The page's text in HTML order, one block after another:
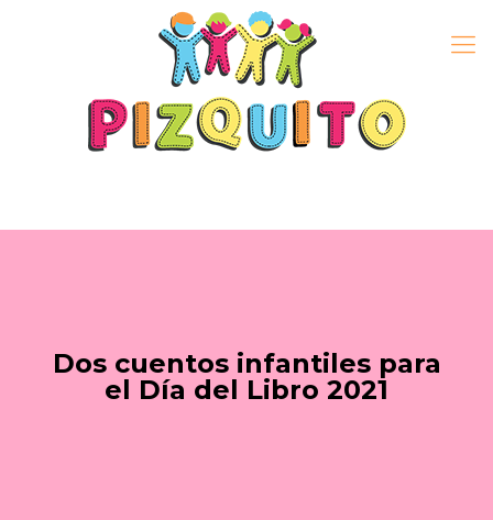
Dos cuentos infantiles para
el Día del Libro 2021